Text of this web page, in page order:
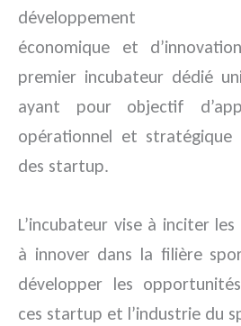
développement
économique et
premier incubateur dédié
ayant pour objectif
opérationnel et stratégique
des startup.
L’incubateur vise à inciter
à innover dans la filière
développer les
ces startup et l’industrie du